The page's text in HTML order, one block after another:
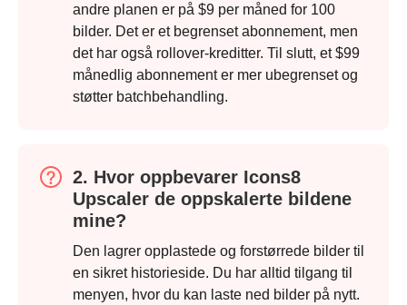
andre planen er på $9 per måned for 100
bilder. Det er et begrenset abonnement, men
det har også rollover-kreditter. Til slutt, et $99
månedlig abonnement er mer ubegrenset og
støtter batchbehandling.
2. Hvor oppbevarer Icons8
Upscaler de oppskalerte bildene
mine?
Den lagrer opplastede og forstørrede bilder til
en sikret historieside. Du har alltid tilgang til
menyen, hvor du kan laste ned bilder på nytt.